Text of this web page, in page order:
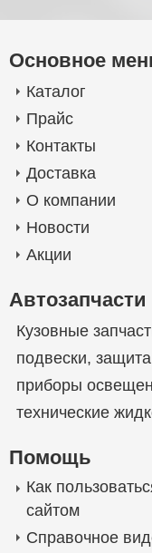
Основное
Каталог
Прайс
Контакты
Доставка
О компании
Новости
Акции
Автозапчасти
Кузовные
подвески,
приборы
технические
Помощь
Как
сайтом
Справочное